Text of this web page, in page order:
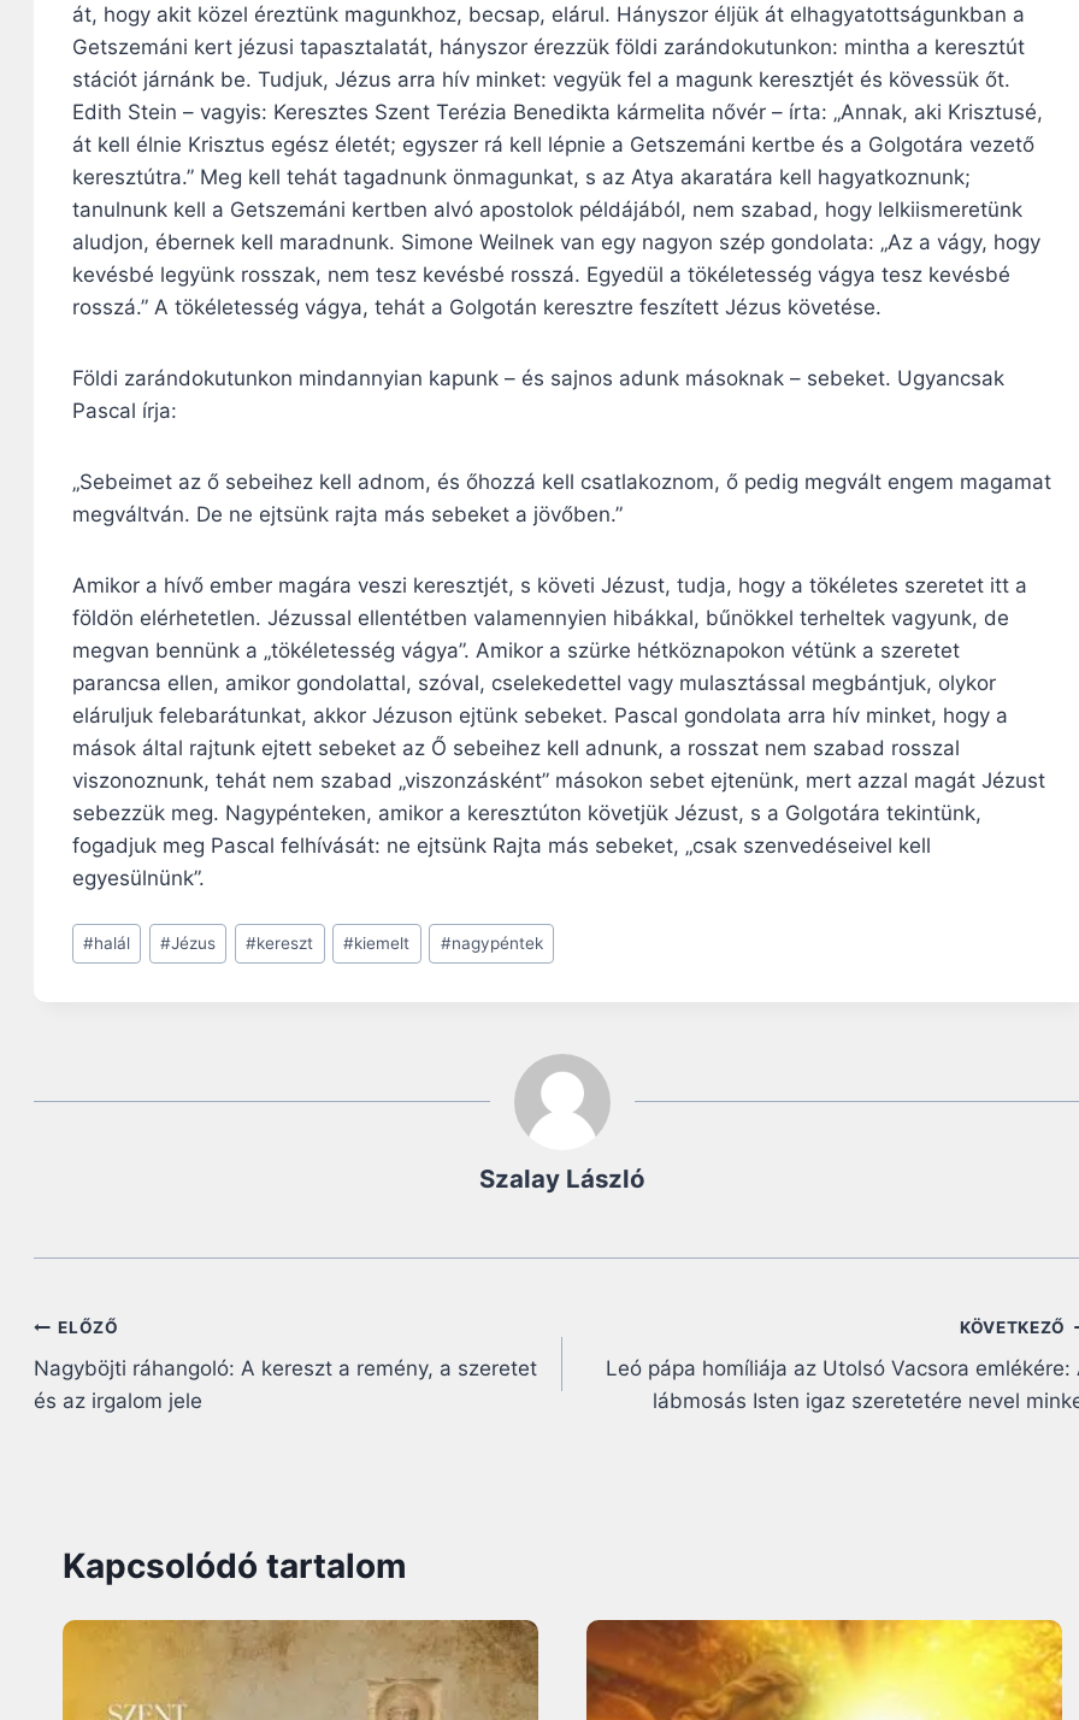
át, hogy akit közel éreztünk magunkhoz, becsap, elárul. Hányszor éljük át elhagyatottságunkban a
Getszemáni kert jézusi tapasztalatát, hányszor érezzük földi zarándokutunkon: mintha a keresztút
stációt járnánk be. Tudjuk, Jézus arra hív minket: vegyük fel a magunk keresztjét és kövessük őt.
Edith Stein – vagyis: Keresztes Szent Terézia Benedikta kármelita nővér – írta: „Annak, aki Krisztusé,
át kell élnie Krisztus egész életét; egyszer rá kell lépnie a Getszemáni kertbe és a Golgotára vezető
keresztútra.” Meg kell tehát tagadnunk önmagunkat, s az Atya akaratára kell hagyatkoznunk;
tanulnunk kell a Getszemáni kertben alvó apostolok példájából, nem szabad, hogy lelkiismeretünk
aludjon, ébernek kell maradnunk. Simone Weilnek van egy nagyon szép gondolata: „Az a vágy, hogy
kevésbé legyünk rosszak, nem tesz kevésbé rosszá. Egyedül a tökéletesség vágya tesz kevésbé
rosszá.” A tökéletesség vágya, tehát a Golgotán keresztre feszített Jézus követése.
Földi zarándokutunkon mindannyian kapunk – és sajnos adunk másoknak – sebeket. Ugyancsak
Pascal írja:
„Sebeimet az ő sebeihez kell adnom, és őhozzá kell csatlakoznom, ő pedig megvált engem magamat
megváltván. De ne ejtsünk rajta más sebeket a jövőben.”
Amikor a hívő ember magára veszi keresztjét, s követi Jézust, tudja, hogy a tökéletes szeretet itt a
földön elérhetetlen. Jézussal ellentétben valamennyien hibákkal, bűnökkel terheltek vagyunk, de
megvan bennünk a „tökéletesség vágya”. Amikor a szürke hétköznapokon vétünk a szeretet
parancsa ellen, amikor gondolattal, szóval, cselekedettel vagy mulasztással megbántjuk, olykor
eláruljuk felebarátunkat, akkor Jézuson ejtünk sebeket. Pascal gondolata arra hív minket, hogy a
mások által rajtunk ejtett sebeket az Ő sebeihez kell adnunk, a rosszat nem szabad rosszal
viszonoznunk, tehát nem szabad „viszonzásként” másokon sebet ejtenünk, mert azzal magát Jézust
sebezzük meg. Nagypénteken, amikor a keresztúton követjük Jézust, s a Golgotára tekintünk,
fogadjuk meg Pascal felhívását: ne ejtsünk Rajta más sebeket, „csak szenvedéseivel kell
egyesülnünk”.
Post
Tags:
#halál #Jézus #kereszt #kiemelt #nagypéntek
Szalay László
Bejegyzés
navigáció
ELŐZŐ
Nagyböjti ráhangoló: A kereszt a remény, a szeretet
és az irgalom jele
KÖVETKEZŐ
Leó pápa homíliája az Utolsó Vacsora emlékére:
lábmosás Isten igaz szeretetére nevel
Kapcsolódó tartalom